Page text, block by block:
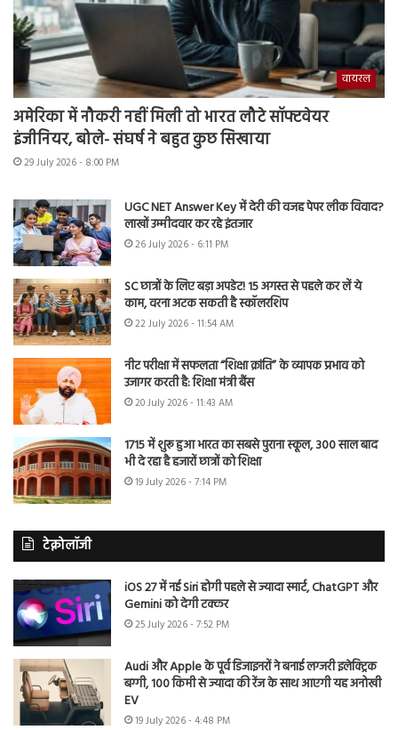
वायरल
अमेरिका में नौकरी नहीं मिली तो भारत लौटे सॉफ्टवेयर
इंजीनियर, बोले- संघर्ष ने बहुत कुछ सिखाया
29 July 2026 - 8:00 PM
UGC NET Answer Key में देरी की वजह पेपर लीक विवाद?
लाखों उम्मीदवार कर रहे इंतजार
26 July 2026 - 6:11 PM
SC छात्रों के लिए बड़ा अपडेट! 15 अगस्त से पहले कर लें ये
काम, वरना अटक सकती है स्कॉलरशिप
22 July 2026 - 11:54 AM
नीट परीक्षा में सफलता “शिक्षा क्रांति” के व्यापक प्रभाव को
उजागर करती है: शिक्षा मंत्री बैंस
20 July 2026 - 11:43 AM
1715 में शुरू हुआ भारत का सबसे पुराना स्कूल, 300 साल बाद
भी दे रहा है हजारों छात्रों को शिक्षा
19 July 2026 - 7:14 PM
टेक्नोलॉजी
iOS 27 में नई Siri होगी पहले से ज्यादा स्मार्ट, ChatGPT और
Gemini को देगी टक्कर
25 July 2026 - 7:52 PM
Audi और Apple के पूर्व डिजाइनरों ने बनाई लग्जरी इलेक्ट्रिक
बग्गी, 100 किमी से ज्यादा की रेंज के साथ आएगी यह अनोखी
EV
19 July 2026 - 4:48 PM